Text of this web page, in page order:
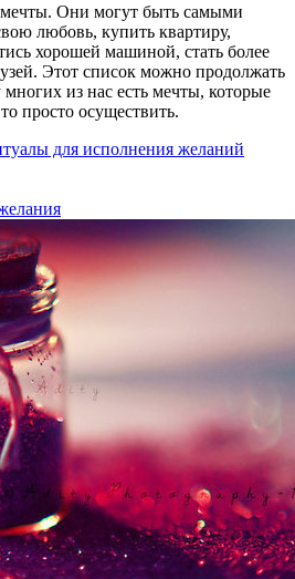
мечты. Они могут быть самыми
любовь, купить квартиру,
хорошей машиной, стать более
Этот список можно продолжать
из нас есть мечты, которые
просто осуществить.
для исполнения желаний